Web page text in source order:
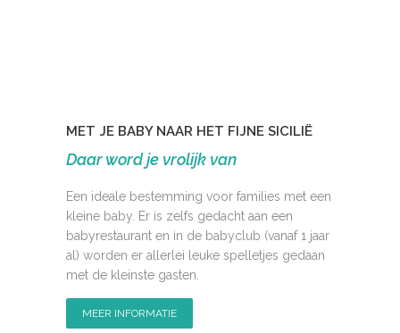
MET JE BABY NAAR HET FIJNE SICILIË
Daar word je vrolijk van
Een ideale bestemming voor families met een
kleine baby. Er is zelfs gedacht aan een
babyrestaurant en in de babyclub (vanaf 1 jaar
al) worden er allerlei leuke spelletjes gedaan
met de kleinste gasten.
MEER INFORMATIE